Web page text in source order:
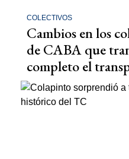
COLECTIVOS
Cambios en los
de CABA que
completo el